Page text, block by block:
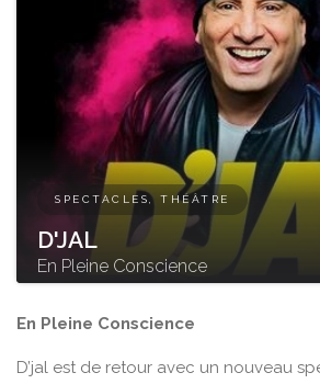
SPECTACLES, THÉÂTRE
D'JAL
En Pleine Conscience
En Pleine Conscience
D’jal est de retour avec un nouveau